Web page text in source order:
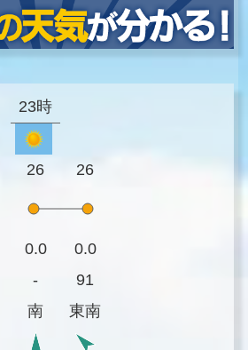
23時
26 26
0.0
0.0
-
91
南
東南